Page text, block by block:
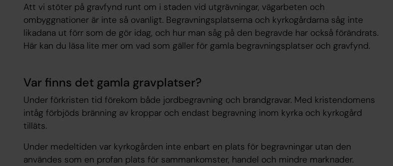
Att vi stöter på gravfynd runt om i staden vid utgrävningar, vägarbeten och
ombyggnationer är inte så ovanligt. Begravningsplatserna och kyrkogårdarna såg inte
likadana ut förr som de gör idag, och hur man såg på den begravde har också förändrats.
Här kan du läsa lite mer om vad som gäller för gamla begravningsplatser och gravfynd.
Var finns det gamla gravplatser?
Under förkristen tid förekom både jordbegravning och brandgravar. Med kristendomens
intåg förbjöds bränning av kroppar och endast begravning inom kyrka och kyrkogård
tilläts.
Under medeltiden var kyrkogården inte enbart en plats för begravningar utan den
användes som en profan plats för sammankomster, handel och mindre marknader.